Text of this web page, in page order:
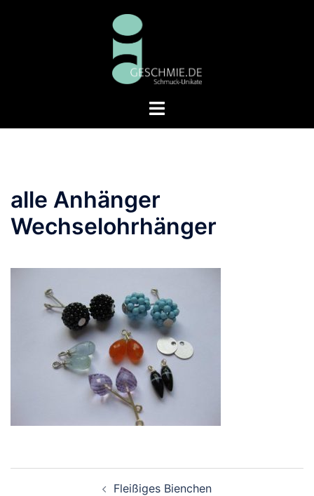
Menü
alle Anhänger
Wechselohrhänger
Fleißiges Bienchen